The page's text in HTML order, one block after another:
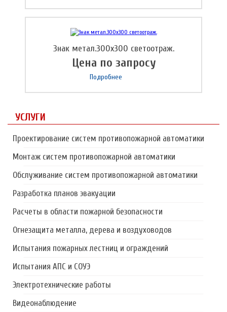
УСЛУГИ
Проектирование систем противопожарной автоматики
Монтаж систем противопожарной автоматики
Обслуживание систем противопожарной автоматики
Разработка планов эвакуации
Расчеты в области пожарной безопасности
Огнезащита металла, дерева и воздуховодов
Испытания пожарных лестниц и ограждений
Испытания АПС и СОУЭ
Электротехнические работы
Видеонаблюдение
Знак метал.300х300 светоотраж.
Цена по запросу
Подробнее